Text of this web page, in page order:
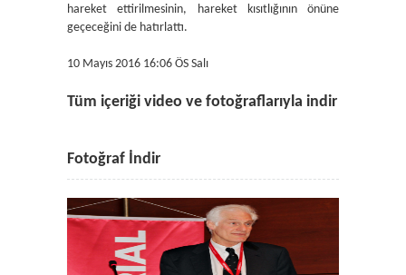
hareket ettirilmesinin, hareket kısıtlığının önüne
geçeceğini de hatırlattı.
10 Mayıs 2016 16:06 ÖS Salı
Tüm içeriği video ve fotoğraflarıyla indir
Fotoğraf İndir